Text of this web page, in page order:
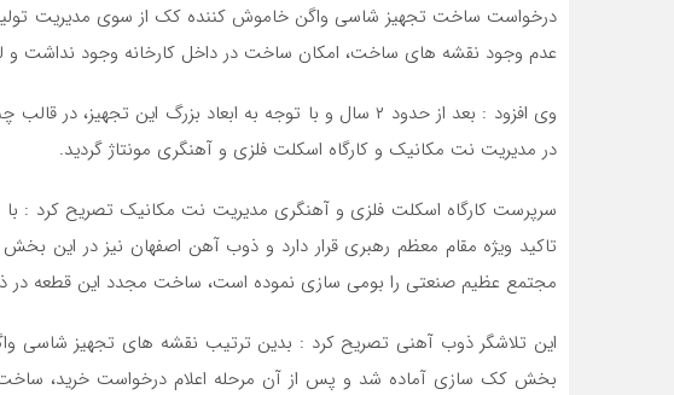
درخواست ساخت تجهیز شاسی واگن خاموش کننده کک از سوی مدیریت
عدم وجود نقشه های ساخت، امکان ساخت در داخل کارخانه وجود نداشت و
وی افزود : بعد از حدود ۲ سال و با توجه به ابعاد بزرگ این
در مدیریت نت مکانیک و کارگاه اسکلت فلزی و آهنگری مونتاژ گردید.
سرپرست کارگاه اسکلت فلزی و آهنگری مدیریت نت مکانیک تصریح کرد : با
مجتمع عظیم صنعتی را بومی سازی نموده است، ساخت مجدد این قطعه در
این تلاشگر ذوب آهنی تصریح کرد : بدین ترتیب نقشه های تجهیز شاسی
بخش کک سازی آماده شد و پس از آن مرحله اعلام درخواست خرید، ساخت